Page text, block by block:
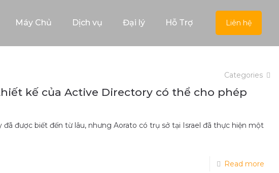
Máy Chủ Dịch vụ Đại lý Hỗ Trợ Liên hệ
Categories
kế của Active Directory có thể cho phép
được biết đến từ lâu, nhưng Aorato có trụ sở tại Israel đã thực hiện một
Read more